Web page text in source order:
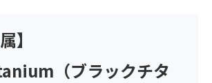
】
（ブラックチタ